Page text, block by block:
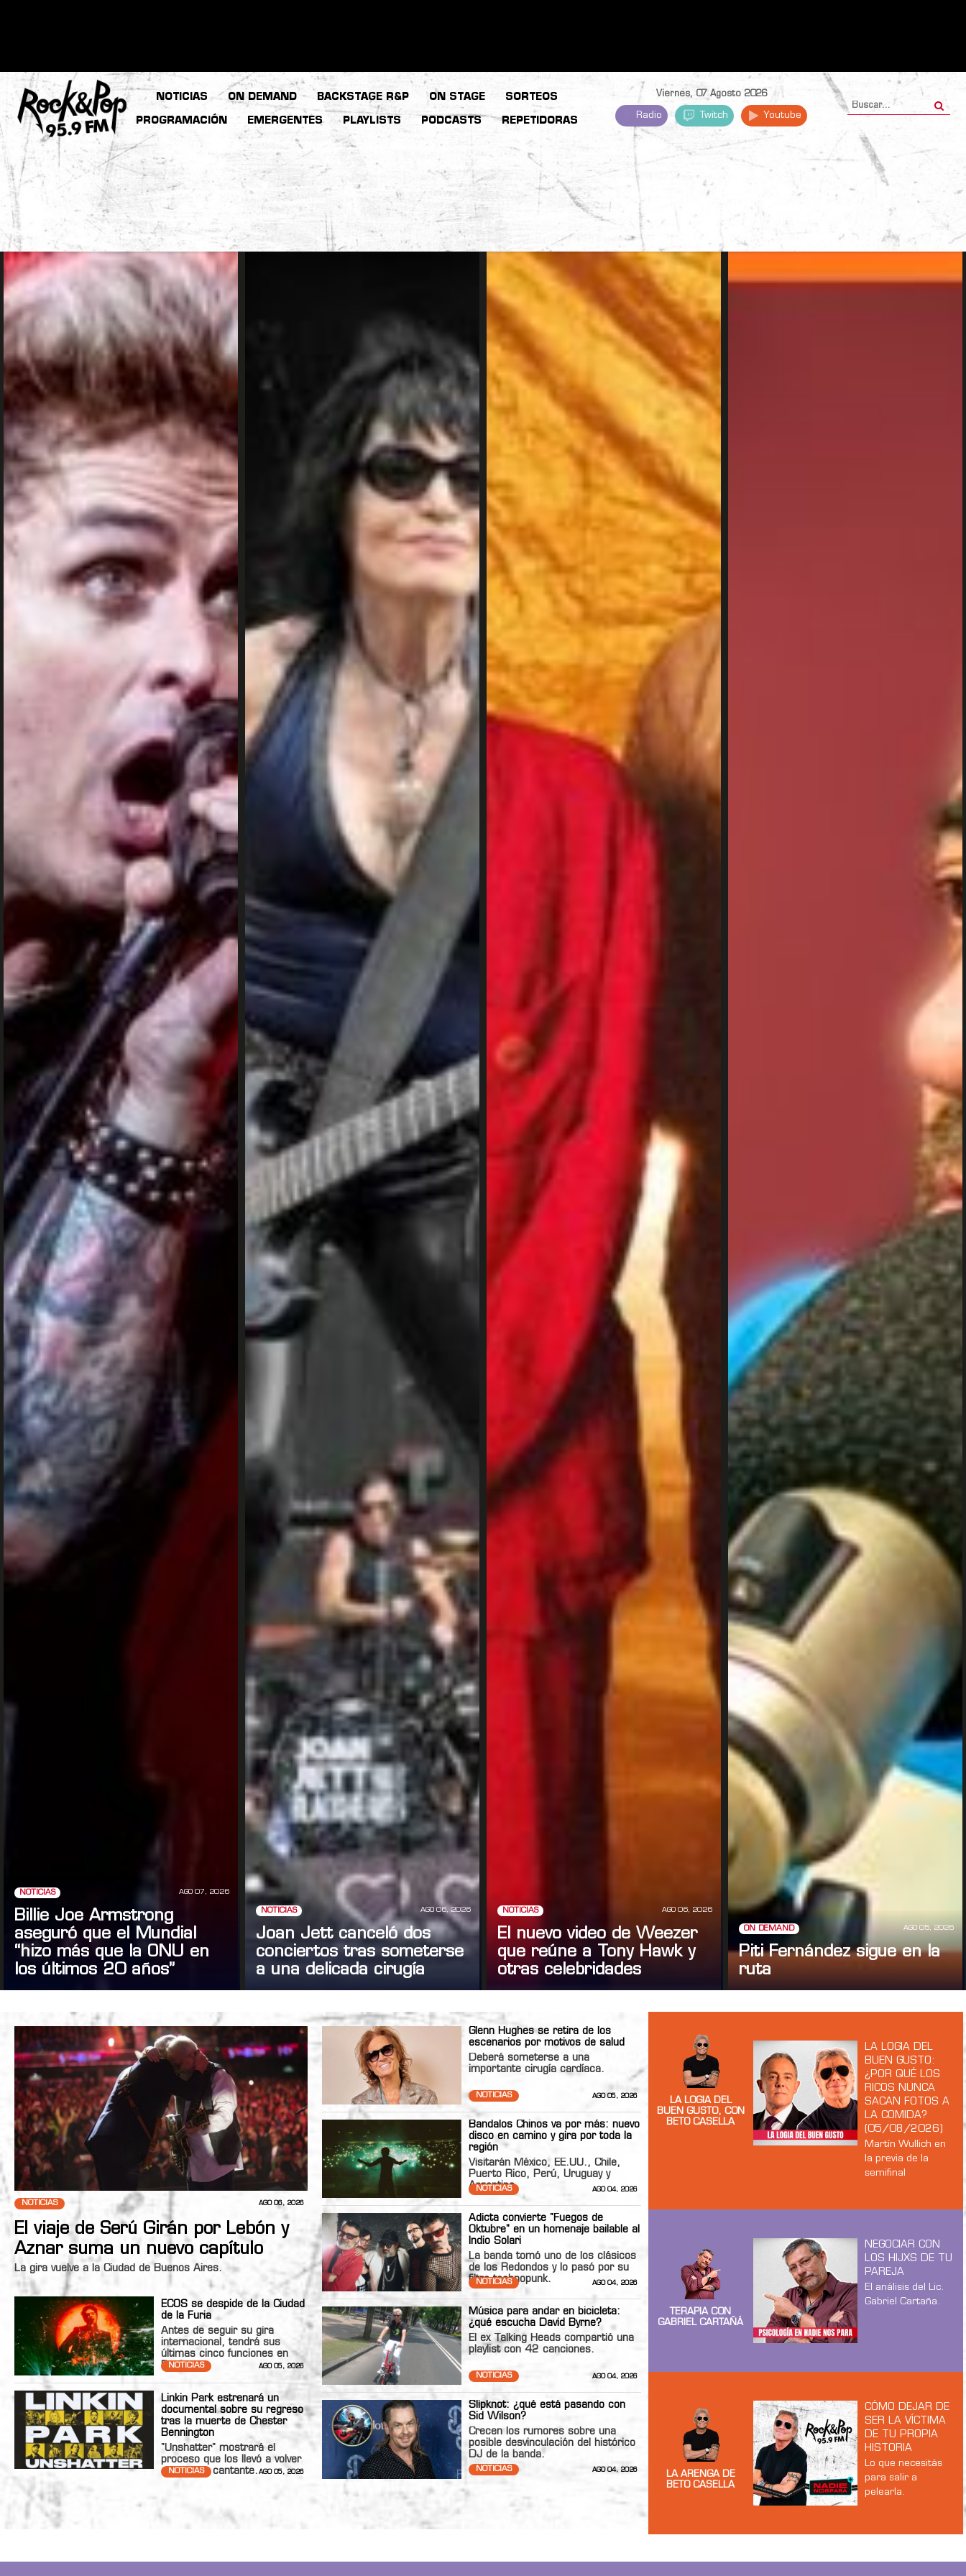
NOTICIAS ON DEMAND BACKSTAGE R&P ON STAGE SORTEOS
PROGRAMACIÓN EMERGENTES PLAYLISTS PODCASTS REPETIDORAS
Viernes, 07 Agosto 2026
Radio Twitch Youtube
NOTICIAS AGO 07, 2026
Billie Joe Armstrong
aseguró que el Mundial
“hizo más que la ONU en
los últimos 20 años”
NOTICIAS AGO 06, 2026
Joan Jett canceló dos
conciertos tras someterse
a una delicada cirugía
NOTICIAS AGO 06, 2026
El nuevo video de Weezer
que reúne a Tony Hawk y
otras celebridades
ON DEMAND AGO 05, 2026
Piti Fernández sigue en la
ruta
NOTICIAS AGO 06, 2026
El viaje de Serú Girán por Lebón y
Aznar suma un nuevo capítulo
La gira vuelve a la Ciudad de Buenos Aires.
ECOS se despide de la Ciudad
de la Furia
Antes de seguir su gira
internacional, tendrá sus
últimas cinco funciones en
Bs.As.
NOTICIAS AGO 05, 2026
Linkin Park estrenará un
documental sobre su regreso
tras la muerte de Chester
Bennington
"Unshatter" mostrará el
proceso que los llevó a volver
con nueva cantante.
NOTICIAS AGO 05, 2026
Glenn Hughes se retira de los
escenarios por motivos de salud
Deberá someterse a una
importante cirugía cardíaca.
NOTICIAS AGO 05, 2026
Bandalos Chinos va por más: nuevo
disco en camino y gira por toda la
región
Visitarán México, EE.UU., Chile,
Puerto Rico, Perú, Uruguay y
Argentina
NOTICIAS AGO 04, 2026
Adicta convierte "Fuegos de
Oktubre" en un homenaje bailable al
Indio Solari
La banda tomó uno de los clásicos
de los Redondos y lo pasó por su
filtro technopunk.
NOTICIAS AGO 04, 2026
Música para andar en bicicleta:
¿qué escucha David Byrne?
El ex Talking Heads compartió una
playlist con 42 canciones.
NOTICIAS AGO 04, 2026
Slipknot: ¿qué está pasando con
Sid Wilson?
Crecen los rumores sobre una
posible desvinculación del histórico
DJ de la banda.
NOTICIAS AGO 04, 2026
LA LOGIA DEL
BUEN GUSTO, CON
BETO CASELLA
LA LOGIA DEL
BUEN GUSTO:
¿POR QUÉ LOS
RICOS NUNCA
SACAN FOTOS A
LA COMIDA?
(05/08/2026)
Martín Wullich en
la previa de la
semifinal
TERAPIA CON
GABRIEL CARTAÑÁ
NEGOCIAR CON
LOS HIJXS DE TU
PAREJA
El análisis del Lic.
Gabriel Cartaña.
LA ARENGA DE
BETO CASELLA
CÓMO DEJAR DE
SER LA VÍCTIMA
DE TU PROPIA
HISTORIA
Lo que necesitás
para salir a
pelearla.